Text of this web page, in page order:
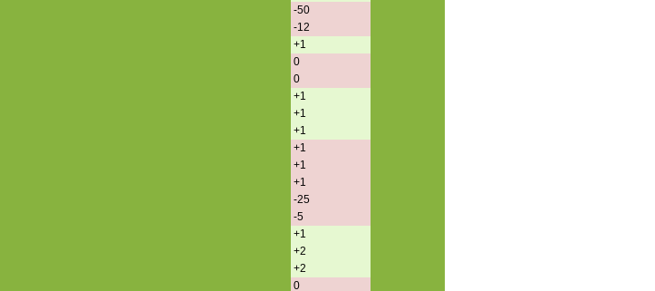
-50
-12
+1
0
0
+1
+1
+1
+1
+1
+1
-25
-5
+1
+2
+2
0